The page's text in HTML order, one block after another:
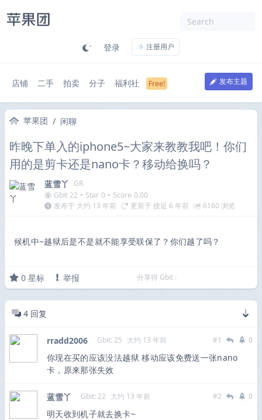
登录 注册用户
店铺 二手 拍卖 分子 福利社 发布主题
苹果团 / 闲聊
昨晚下单入的iphone5~大家来教教我吧！你们
用的是剪卡还是nano卡？移动给换吗？
蓝雪丫
GR
Gbit 22 • Star 0 • Score 0.00
发布于 大约 13 年前
更新于 接近 6 年前 6160 浏览
候机中~越狱后是不是就不能享受联保了？你们越了吗？
0 星标 举报 分享得 Gbit :
4 回复
rradd2006 Gbit: 25 大约 13 年前 #1 0
你现在买的应该没法越狱 移动应该免费送一张nano
卡，原来那张失效
蓝雪丫 Gbit: 22 大约 13 年前 #2 0
明天收到机子就去换卡~